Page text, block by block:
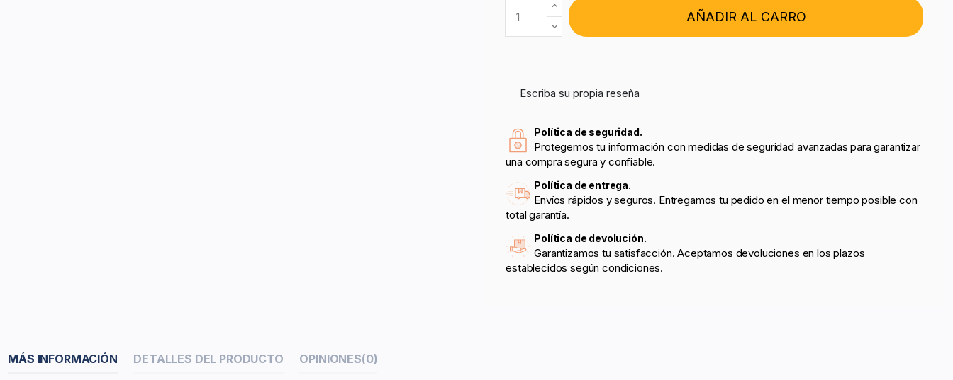
AÑADIR AL CARRO
Escriba su propia reseña
Política de seguridad.
Protegemos tu información con medidas de seguridad avanzadas para garantizar
una compra segura y confiable.
Política de entrega.
Envíos rápidos y seguros. Entregamos tu pedido en el menor tiempo posible con
total garantía.
Política de devolución.
Garantizamos tu satisfacción. Aceptamos devoluciones en los plazos
establecidos según condiciones.
MÁS INFORMACIÓN DETALLES DEL PRODUCTO OPINIONES(0)